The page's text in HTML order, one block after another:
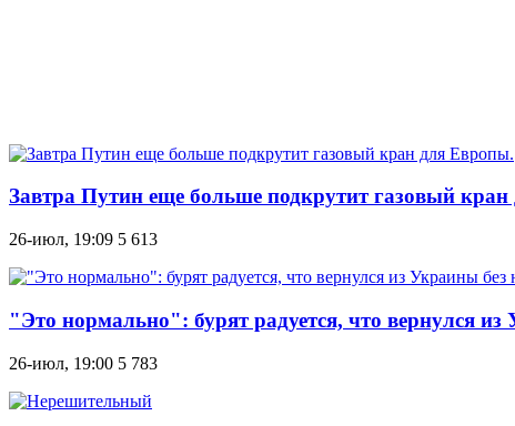
Завтра Путин еще больше подкрутит газовый
26-июл, 19:09 5 613
"Это нормально": бурят радуется, что вернулся
26-июл, 19:00 5 783